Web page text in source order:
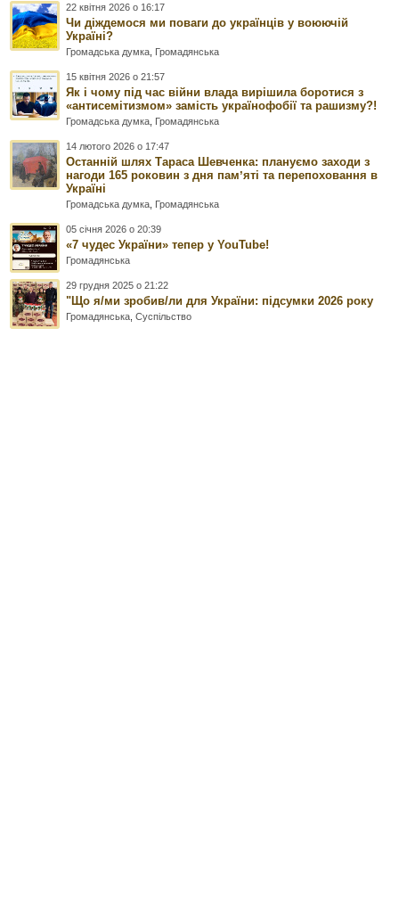
22 квітня 2026 о 16:17
Чи діждемося ми поваги до українців у воюючій
Україні?
Громадська думка Громадянська
15 квітня 2026 о 21:57
Як і чому під час війни влада вирішила боротися з
«антисемітизмом» замість українофобії та рашизму?!
Громадська думка Громадянська
14 лютого 2026 о 17:47
Останній шлях Тараса Шевченка: плануємо заходи з
нагоди 165 роковин з дня памʼяті та перепоховання в
Україні
Громадська думка Громадянська
05 січня 2026 о 20:39
«7 чудес України» тепер у YouTube!
Громадянська
29 грудня 2025 о 21:22
"Що я/ми зробив/ли для України: підсумки 2026 року
Громадянська ,Суспільство